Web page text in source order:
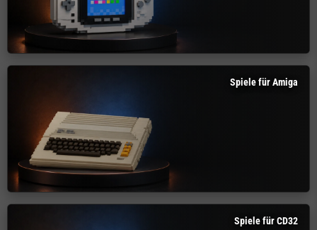
Spiele für Amiga
Spiele für CD32